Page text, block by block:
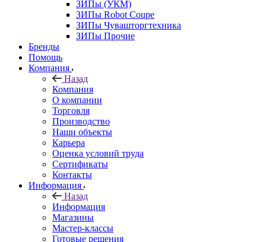
ЗИПы (УКМ)
ЗИПы Robot Coupe
ЗИПы Чувашторгтехника
ЗИПы Прочие
Бренды
Помощь
Компания
Назад
Компания
О компании
Торговля
Производство
Наши объекты
Карьера
Оценка условий труда
Сертификаты
Контакты
Информация
Назад
Информация
Магазины
Мастер-классы
Готовые решения